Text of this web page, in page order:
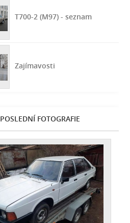
T700-2 (M97) - seznam
Zajímavosti
POSLEDNÍ FOTOGRAFIE